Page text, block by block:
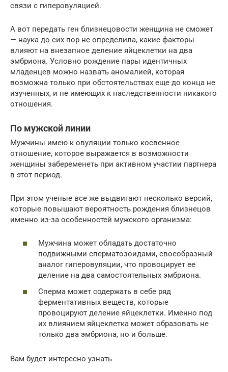
связи с гиперовуляцией.
А вот передать ген близнецовости женщина не сможет
— наука до сих пор не определила, какие факторы
влияют на внезапное деление яйцеклетки на два
эмбриона. Условно рождение пары идентичных
младенцев можно назвать аномалией, которая
возможна только при обстоятельствах еще до конца не
изученных, и не имеющих к наследственности никакого
отношения.
По мужской линии
Мужчины имею к овуляции только косвенное
отношение, которое выражается в возможности
женщины забеременеть при активном участии партнера
в этот период.
При этом ученые все же выдвигают несколько версий,
которые повышают вероятность рождения близнецов
именно из-за особенностей мужского организма:
Мужчина может обладать достаточно
подвижными сперматозоидами, своеобразный
аналог гиперовуляции, что провоцирует ее
деление на два самостоятельных эмбриона.
Сперма может содержать в себе ряд
ферментативных веществ, которые
провоцируют деление яйцеклетки. Именно под
их влиянием яйцеклетка может образовать не
только два эмбриона, но и больше.
Вам будет интересно узнать